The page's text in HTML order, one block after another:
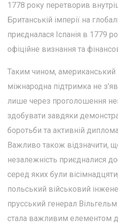
1778 року перетворив
Британській імперії на
приєдналася Іспанія в 1779
офіційне визнання та
Таким чином, американський
міжнародна підтримка не
лише через проголошення
здобувати завдяки
боротьби та активній
Важливо також відзначити,
незалежність приєдналися
серед яких були
польський військовий
прусський генерал
стала важливим елементом